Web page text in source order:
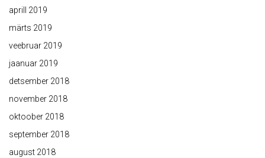
aprill 2019
märts 2019
veebruar 2019
jaanuar 2019
detsember 2018
november 2018
oktoober 2018
september 2018
august 2018